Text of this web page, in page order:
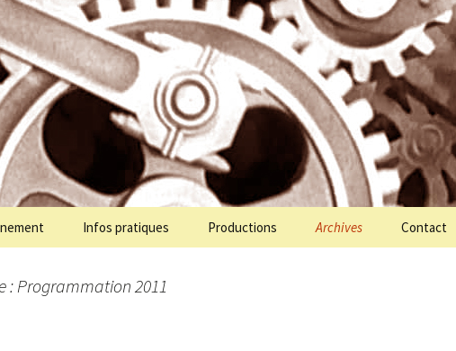
à St Julien Molin Molette
Infos pratiques Productions Archives Contact
: Programmation 2011